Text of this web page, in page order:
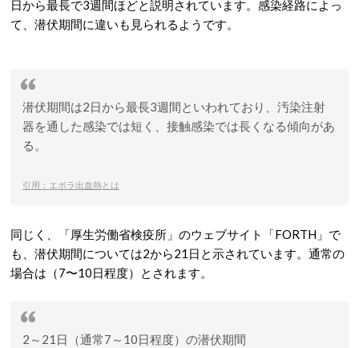
日から最長で3週間ほどと説明されています。感染経路によっ
て、潜伏期間に違いも見られるようです。
潜伏期間は2日から最長3週間といわれており、汚染注射
器を通した感染では短く、接触感染では長くなる傾向があ
る。
引用：エボラ出血熱とは
同じく、「厚生労働省検疫所」のウェブサイト「FORTH」で
も、潜伏期間については2から21日と示されています。通常の
場合は（7〜10日程度）とされます。
2～21日（通常7～10日程度）の潜伏期間